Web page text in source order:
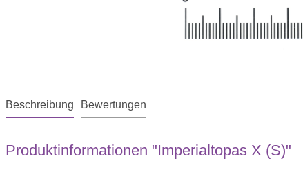
Beschreibung Bewertungen
Produktinformationen "Imperialtopas X (S)"